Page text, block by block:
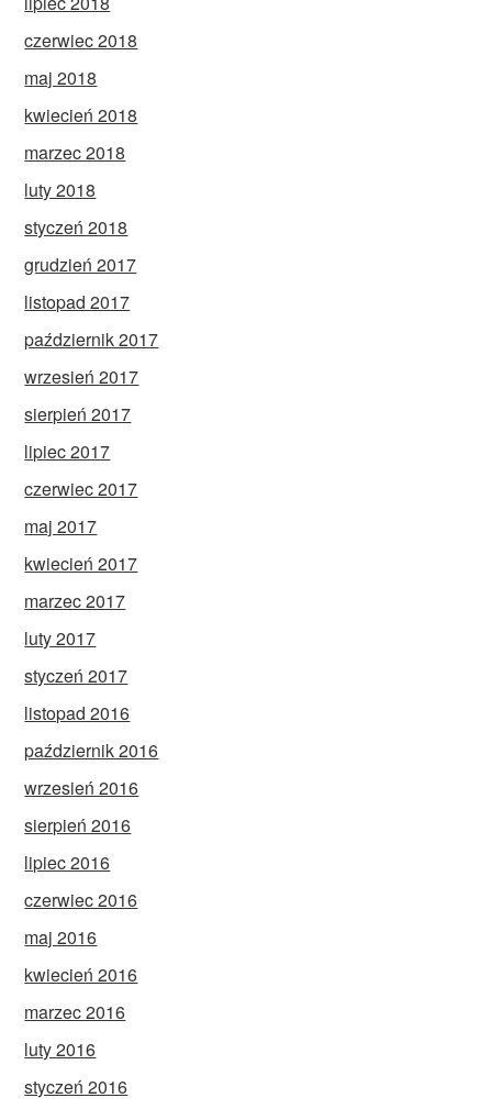
czerwiec 2018
maj 2018
kwiecień 2018
marzec 2018
luty 2018
styczeń 2018
grudzień 2017
listopad 2017
październik 2017
wrzesień 2017
sierpień 2017
lipiec 2017
czerwiec 2017
maj 2017
kwiecień 2017
marzec 2017
luty 2017
styczeń 2017
listopad 2016
październik 2016
wrzesień 2016
sierpień 2016
lipiec 2016
czerwiec 2016
maj 2016
kwiecień 2016
marzec 2016
luty 2016
styczeń 2016